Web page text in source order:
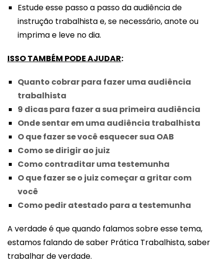
Estude esse passo a passo da audiência de
instrução trabalhista e, se necessário, anote ou
imprima e leve no dia.
ISSOTAMBÉM PODE AJUDAR:
Quanto cobrar para fazer uma audiência
trabalhista
9 dicas para fazer a sua primeira audiência
Onde sentar em uma audiência trabalhista
O que fazer se você esquecer sua OAB
Como se dirigir ao juiz
Como contraditar uma testemunha
O que fazer se o juiz começar a gritar com
você
Como pedir atestado para a testemunha
A verdade é que quando falamos sobre esse tema,
estamos falando de saber Prática Trabalhista, saber
trabalhar de verdade.